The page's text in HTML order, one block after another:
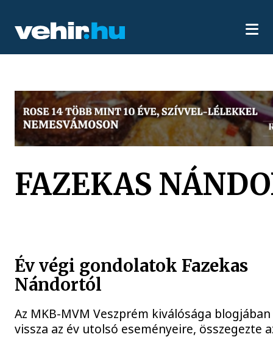
FAZEKAS
Év végi gondolatok Fazekas
Nándortól
Az MKB-MVM Veszprém kiválósága
vissza az év utolsó eseményeire, összegezte